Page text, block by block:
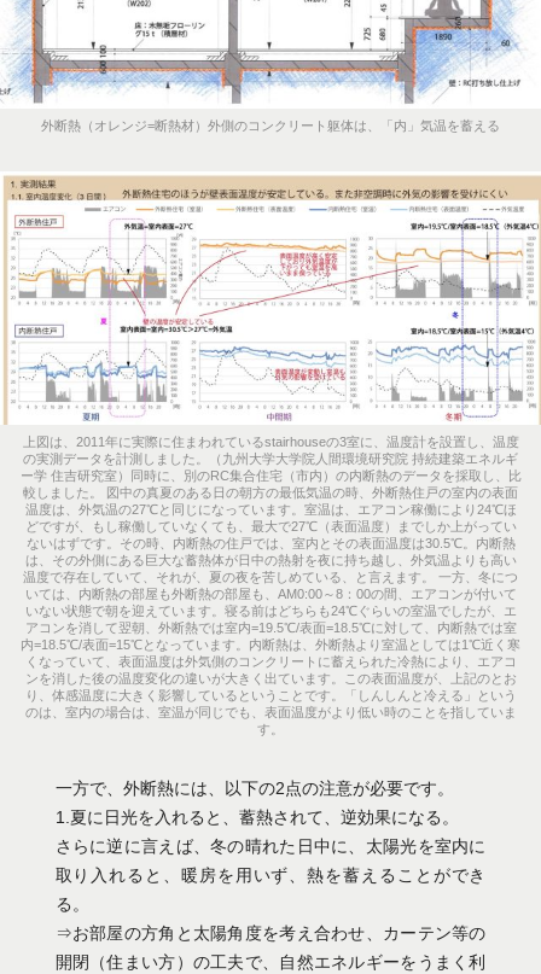
外断熱（オレンジ=断熱材）外側のコンクリート躯体は、「内」気温を蓄える
上図は、2011年に実際に住まわれているstairhouseの3室に、温度計を設置し、温度
の実測データを計測しました。（九州大学大学院人間環境研究院 持続建築エネルギ
ー学 住吉研究室）同時に、別のRC集合住宅（市内）の内断熱のデータを採取し、比
較しました。 図中の真夏のある日の朝方の最低気温の時、外断熱住戸の室内の表面
温度は、外気温の27℃と同じになっています。室温は、エアコン稼働により24℃ほ
どですが、もし稼働していなくても、最大で27℃（表面温度）までしか上がってい
ないはずです。その時、内断熱の住戸では、室内とその表面温度は30.5℃。内断熱
は、その外側にある巨大な蓄熱体が日中の熱射を夜に持ち越し、外気温よりも高い
温度で存在していて、それが、夏の夜を苦しめている、と言えます。 一方、冬につ
いては、内断熱の部屋も外断熱の部屋も、AM0:00～8：00の間、エアコンが付いて
いない状態で朝を迎えています。寝る前はどちらも24℃ぐらいの室温でしたが、エ
アコンを消して翌朝、外断熱では室内=19.5℃/表面=18.5℃に対して、内断熱では室
内=18.5℃/表面=15℃となっています。内断熱は、外断熱より室温としては1℃近く寒
くなっていて、表面温度は外気側のコンクリートに蓄えられた冷熱により、エアコ
ンを消した後の温度変化の違いが大きく出ています。この表面温度が、上記のとお
り、体感温度に大きく影響しているということです。「しんしんと冷える」という
のは、室内の場合は、室温が同じでも、表面温度がより低い時のことを指していま
す。
一方で、外断熱には、以下の2点の注意が必要です。
1.夏に日光を入れると、蓄熱されて、逆効果になる。
さらに逆に言えば、冬の晴れた日中に、太陽光を室内に
取り入れると、暖房を用いず、熱を蓄えることができ
る。
⇒お部屋の方角と太陽角度を考え合わせ、カーテン等の
開閉（住まい方）の工夫で、自然エネルギーをうまく利